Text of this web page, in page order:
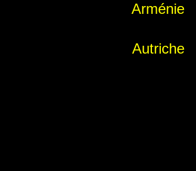
Arménie
Autriche